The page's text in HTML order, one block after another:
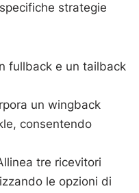
strategie
fullback e un tailback
un wingback
consentendo
tre ricevitori
le opzioni di